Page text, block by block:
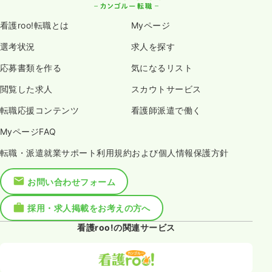
看護roo!転職とは Myページ
選考状況 求人を探す
応募書類を作る 気になるリスト
閲覧した求人 スカウトサービス
転職応援コンテンツ 看護師派遣で働く
MyページFAQ
転職・派遣就業サポート利用規約および個人情報保護方針
お問い合わせフォーム
採用・求人掲載をお考えの方へ
看護roo!の関連サービス